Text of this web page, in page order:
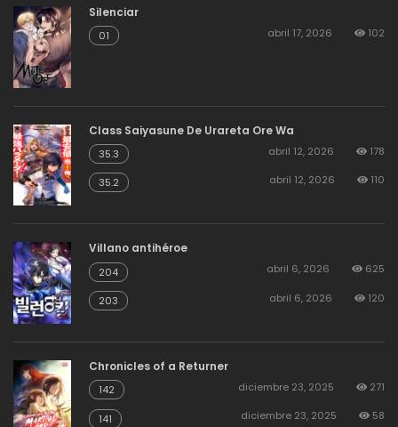
Silenciar
01 abril 17, 2026 102
Class Saiyasune De Urareta Ore Wa
35.3 abril 12, 2026 178
35.2 abril 12, 2026 110
Villano antihéroe
204 abril 6, 2026 625
203 abril 6, 2026 120
Chronicles of a Returner
142 diciembre 23, 2025 271
141 diciembre 23, 2025 58